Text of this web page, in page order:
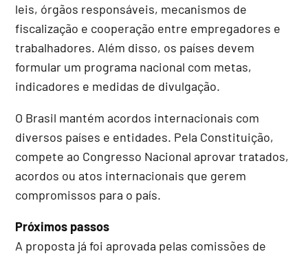
leis, órgãos responsáveis, mecanismos de
fiscalização e cooperação entre empregadores e
trabalhadores. Além disso, os países devem
formular um programa nacional com metas,
indicadores e medidas de divulgação.
O Brasil mantém acordos internacionais com
diversos países e entidades. Pela Constituição,
compete ao Congresso Nacional aprovar tratados,
acordos ou atos internacionais que gerem
compromissos para o país.
Próximos passos
A proposta já foi aprovada pelas comissões de